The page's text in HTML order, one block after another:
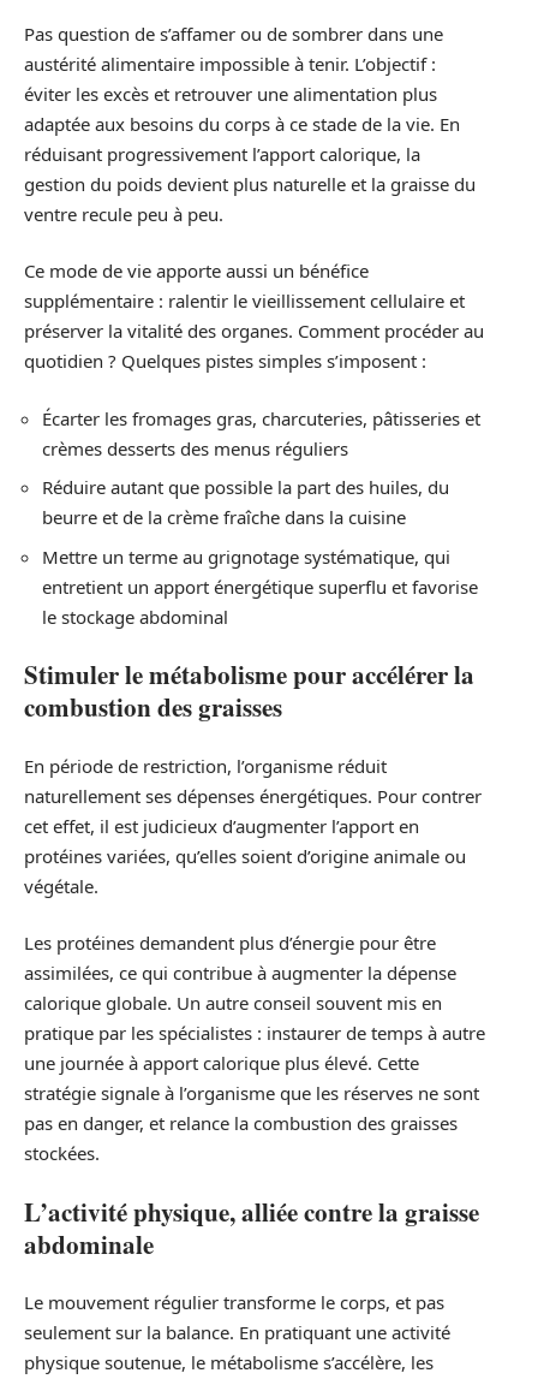
Pas question de s’affamer ou de sombrer dans une
austérité alimentaire impossible à tenir. L’objectif :
éviter les excès et retrouver une alimentation plus
adaptée aux besoins du corps à ce stade de la vie. En
réduisant progressivement l’apport calorique, la
gestion du poids devient plus naturelle et la graisse du
ventre recule peu à peu.
Ce mode de vie apporte aussi un bénéfice
supplémentaire : ralentir le vieillissement cellulaire et
préserver la vitalité des organes. Comment procéder au
quotidien ? Quelques pistes simples s’imposent :
Écarter les fromages gras, charcuteries, pâtisseries et
crèmes desserts des menus réguliers
Réduire autant que possible la part des huiles, du
beurre et de la crème fraîche dans la cuisine
Mettre un terme au grignotage systématique, qui
entretient un apport énergétique superflu et favorise
le stockage abdominal
Stimuler le métabolisme pour accélérer la
combustion des graisses
En période de restriction, l’organisme réduit
naturellement ses dépenses énergétiques. Pour contrer
cet effet, il est judicieux d’augmenter l’apport en
protéines variées, qu’elles soient d’origine animale ou
végétale.
Les protéines demandent plus d’énergie pour être
assimilées, ce qui contribue à augmenter la dépense
calorique globale. Un autre conseil souvent mis en
pratique par les spécialistes : instaurer de temps à autre
une journée à apport calorique plus élevé. Cette
stratégie signale à l’organisme que les réserves ne sont
pas en danger, et relance la combustion des graisses
stockées.
L’activité physique, alliée contre la graisse
abdominale
Le mouvement régulier transforme le corps, et pas
seulement sur la balance. En pratiquant une activité
physique soutenue, le métabolisme s’accélère, les